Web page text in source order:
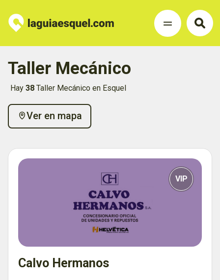
Taller Mecánico
Hay 38 Taller Mecánico en Esquel
Ver en mapa
VIP
Calvo Hermanos